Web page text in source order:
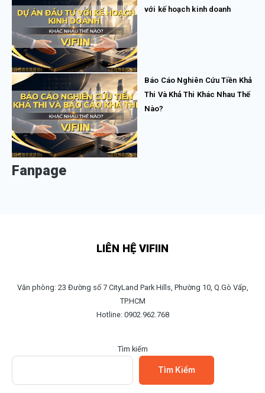
với kế hoạch kinh doanh
Báo Cáo Nghiên Cứu Tiền Khả
Thi Và Khả Thi Khác Nhau Thế
Nào?
Fanpage
LIÊN HỆ VIFIIN
Văn phòng: 23 Đường số 7 CityLand Park Hills, Phường 10, Q.Gò Vấp,
TP.HCM
Hotline: 0902.962.768
Tìm kiếm
Tìm Kiếm